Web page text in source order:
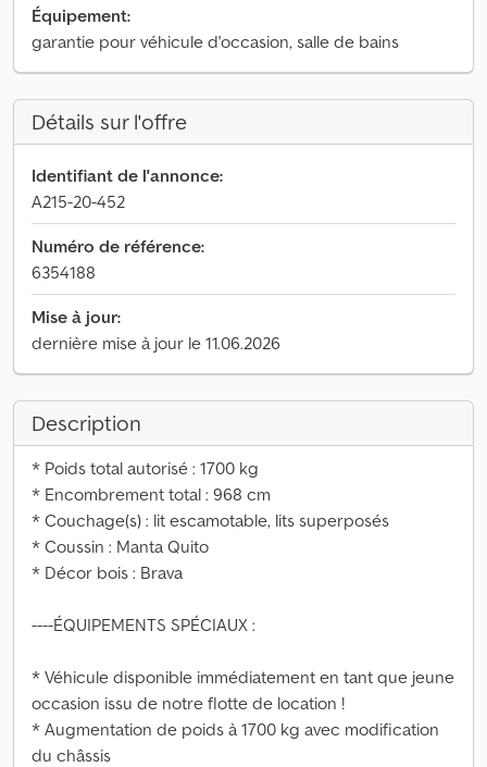
Équipement:
garantie pour véhicule d'occasion, salle de bains
Détails sur l'offre
Identifiant de l'annonce:
A215-20-452
Numéro de référence:
6354188
Mise à jour:
dernière mise à jour le 11.06.2026
Description
* Poids total autorisé : 1700 kg
* Encombrement total : 968 cm
* Couchage(s) : lit escamotable, lits superposés
* Coussin : Manta Quito
* Décor bois : Brava
----ÉQUIPEMENTS SPÉCIAUX :
* Véhicule disponible immédiatement en tant que jeune
occasion issu de notre flotte de location !
* Augmentation de poids à 1700 kg avec modification
du châssis